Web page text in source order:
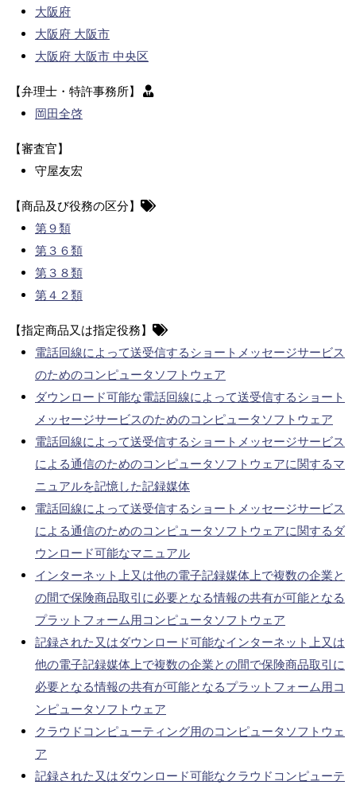
大阪府
大阪府 大阪市
大阪府 大阪市 中央区
【弁理士・特許事務所】
岡田全啓
【審査官】
守屋友宏
【商品及び役務の区分】
第９類
第３６類
第３８類
第４２類
【指定商品又は指定役務】
電話回線によって送受信するショートメッセージサービス
のためのコンピュータソフトウェア
ダウンロード可能な電話回線によって送受信するショート
メッセージサービスのためのコンピュータソフトウェア
電話回線によって送受信するショートメッセージサービス
による通信のためのコンピュータソフトウェアに関するマ
ニュアルを記憶した記録媒体
電話回線によって送受信するショートメッセージサービス
による通信のためのコンピュータソフトウェアに関するダ
ウンロード可能なマニュアル
インターネット上又は他の電子記録媒体上で複数の企業と
の間で保険商品取引に必要となる情報の共有が可能となる
プラットフォーム用コンピュータソフトウェア
記録された又はダウンロード可能なインターネット上又は
他の電子記録媒体上で複数の企業との間で保険商品取引に
必要となる情報の共有が可能となるプラットフォーム用コ
ンピュータソフトウェア
クラウドコンピューティング用のコンピュータソフトウェ
ア
記録された又はダウンロード可能なクラウドコンピューテ